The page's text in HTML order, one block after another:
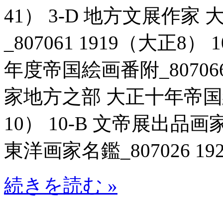
41） 3-D 地方文展作家
_807061 1919（大正8
年度帝国絵画番附
家地方之部 大正十年帝
10） 10-B 文帝展出品
東洋画家名鑑_807026
続きを読む »